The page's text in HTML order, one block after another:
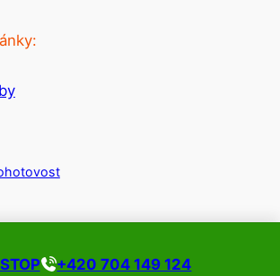
+420 704 149 124